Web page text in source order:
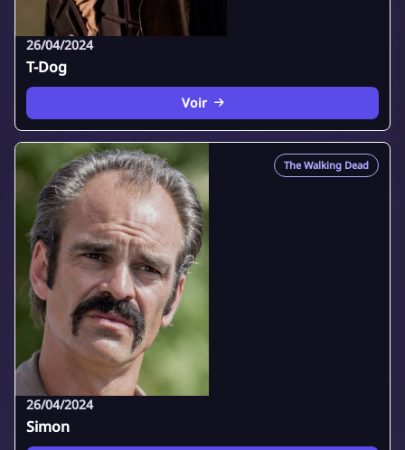
26/04/2024
T-Dog
Voir
The Walking Dead
26/04/2024
Simon